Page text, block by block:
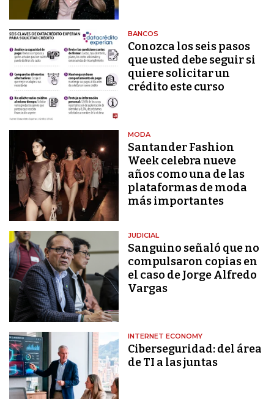
BANCOS
Conozca los seis pasos
que usted debe seguir si
quiere solicitar un
crédito este curso
MODA
Santander Fashion
Week celebra nueve
años como una de las
plataformas de moda
más importantes
JUDICIAL
Sanguino señaló que no
compulsaron copias en
el caso de Jorge Alfredo
Vargas
INTERNET ECONOMY
Ciberseguridad: del área
de TI a las juntas